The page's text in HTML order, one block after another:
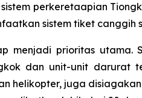
perkeretaapian
sistem tiket
menjadi prioritas
dan unit-unit darurat
helikopter, juga